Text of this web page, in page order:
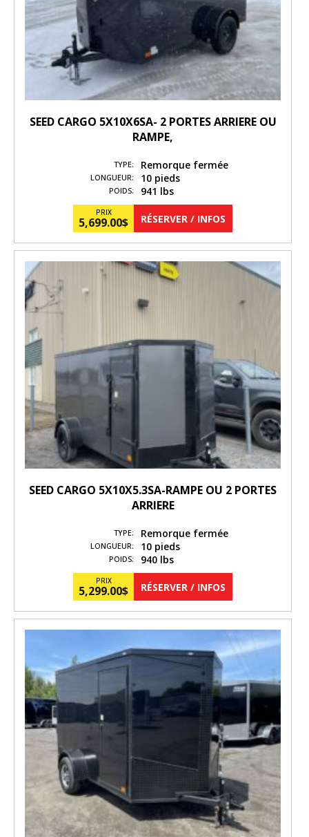
SEED CARGO 5X10X6SA- 2 PORTES ARRIERE OU
RAMPE,
TYPE: Remorque fermée
LONGUEUR: 10 pieds
POIDS: 941 lbs
PRIX
5,699.00$ RÉSERVER / INFOS
SEED CARGO 5X10X5.3SA-RAMPE OU 2 PORTES
ARRIERE
TYPE: Remorque fermée
LONGUEUR: 10 pieds
POIDS: 940 lbs
PRIX
5,299.00$ RÉSERVER / INFOS